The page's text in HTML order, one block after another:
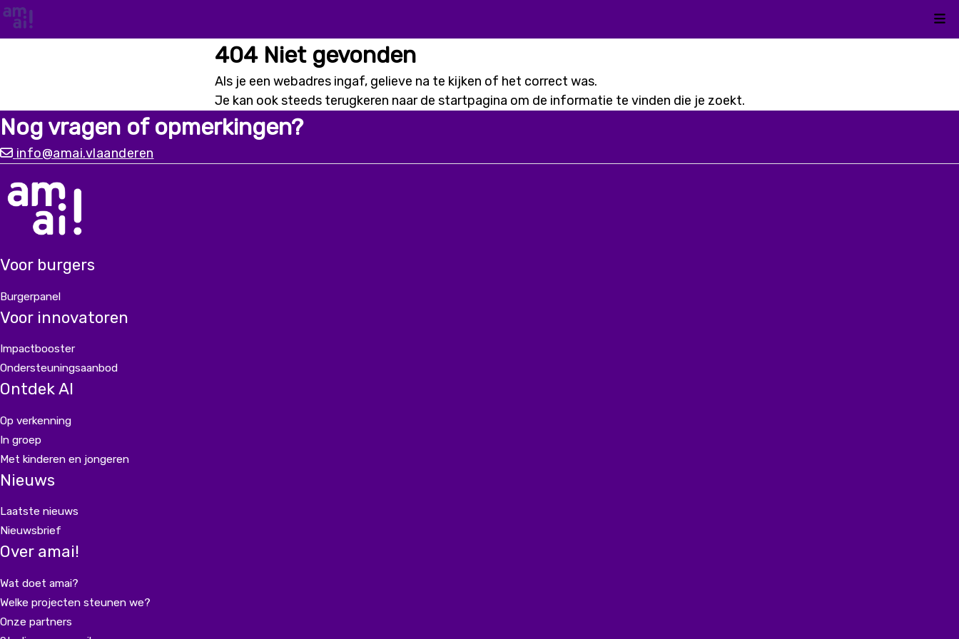
404 Niet gevonden
Als je een webadres ingaf, gelieve na te kijken of het correct was.
Je kan ook steeds terugkeren naar de startpagina om de informatie te vinden die je zoekt.
Nog vragen of opmerkingen?
info@amai.vlaanderen
Voor burgers
Burgerpanel
Voor innovatoren
Impactbooster
Ondersteuningsaanbod
Ontdek AI
Op verkenning
In groep
Met kinderen en jongeren
Nieuws
Laatste nieuws
Nieuwsbrief
Over amai!
Wat doet amai?
Welke projecten steunen we?
Onze partners